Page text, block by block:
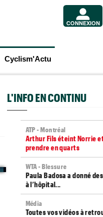
CONNEXION
Cyclism'Actu
L'INFO EN CONTINU
ATP - Montréal
Arthur Fils éteint Norrie
prendre en quarts
WTA - Blessure
Paula Badosa a donné
à l’hôpital...
Média
Toutes vos vidéos à